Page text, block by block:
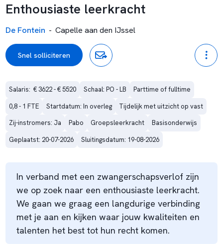
Enthousiaste leerkracht
De Fontein - Capelle aan den IJssel
Snel solliciteren
Salaris:  € 3622 - € 5520 Schaal: PO - LB
Parttime of fulltime
0,8 - 1 FTE
Startdatum: In overleg
Tijdelijk met uitzicht op vast
Zij-instromers: Ja
Pabo Groepsleerkracht
Basisonderwijs
Geplaatst: 20-07-2026
Sluitingsdatum: 19-08-2026
In verband met een zwangerschapsverlof zijn
we op zoek naar een enthousiaste leerkracht.
We gaan we graag een langdurige verbinding
met je aan en kijken waar jouw kwaliteiten en
talenten het best tot hun recht komen.